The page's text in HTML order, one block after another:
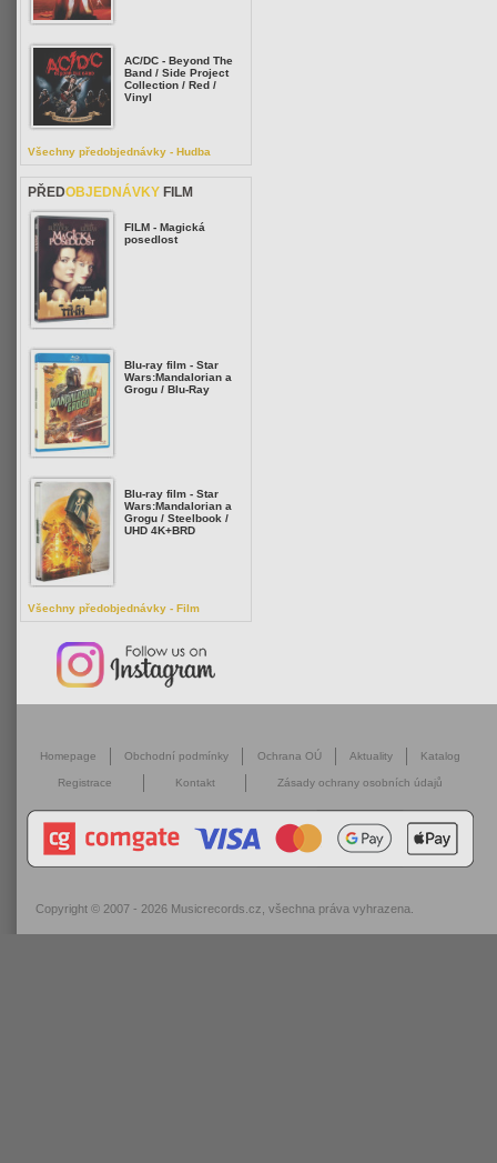
AC/DC - Beyond The
Band / Side Project
Collection / Red /
Vinyl
Všechny předobjednávky - Hudba
PŘEDOBJEDNÁVKY FILM
FILM - Magická
posedlost
Blu-ray film - Star
Wars:Mandalorian a
Grogu / Blu-Ray
Blu-ray film - Star
Wars:Mandalorian a
Grogu / Steelbook /
UHD 4K+BRD
Všechny předobjednávky - Film
Homepage Obchodní podmínky Ochrana OÚ Aktuality Katalog
Registrace Kontakt Zásady ochrany osobních údajů
Copyright © 2007 - 2026 Musicrecords.cz , všechna práva vyhrazena.